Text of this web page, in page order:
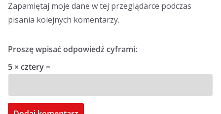
Zapamiętaj moje dane w tej przeglądarce podczas
pisania kolejnych komentarzy.
Proszę wpisać odpowiedź cyframi:
5 × cztery =